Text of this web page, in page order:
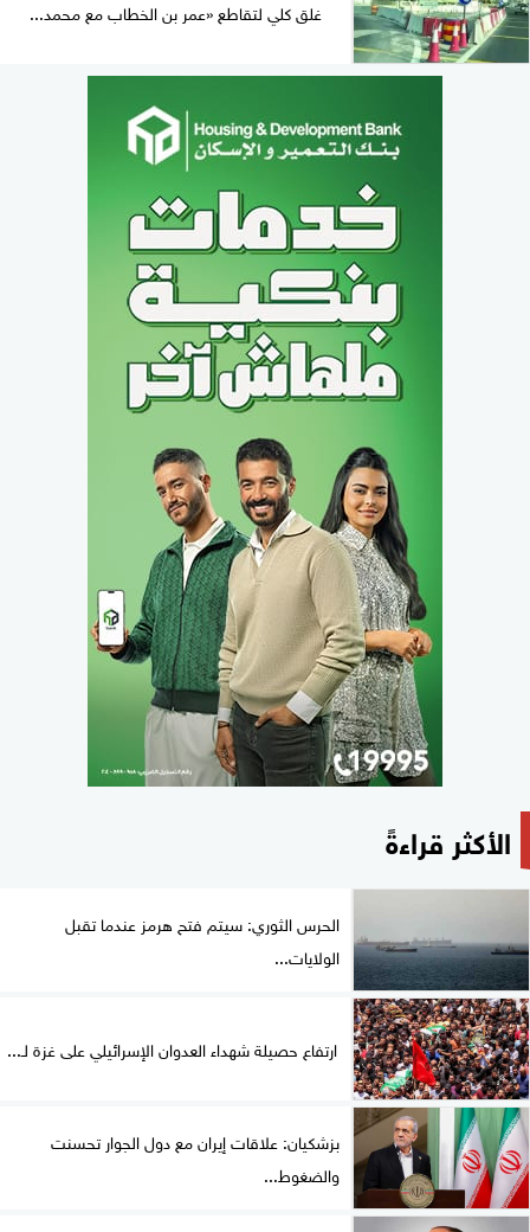
غلق كلي لتقاطع «عمر بن الخطاب مع محمد...
الأكثر قراءةً
الحرس الثوري: سيتم فتح هرمز عندما تقبل
الولايات...
ارتفاع حصيلة شهداء العدوان الإسرائيلي على غزة لـ...
بزشكيان: علاقات إيران مع دول الجوار تحسنت
والضغوط...